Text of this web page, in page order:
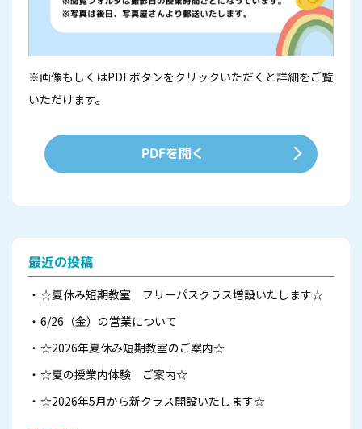
※画像もしくはPDFボタンをクリックいただくと詳細をご覧
いただけます。
PDFを開く
最近の投稿
☆夏休み短期教室 フリーパスクラス増設いたします☆
6/26（金）の営業について
☆2026年夏休み短期教室のご案内☆
☆夏の授業内体験 ご案内☆
☆2026年5月から新クラス開設いたします☆